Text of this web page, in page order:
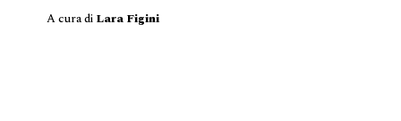
A cura di Lara Figini